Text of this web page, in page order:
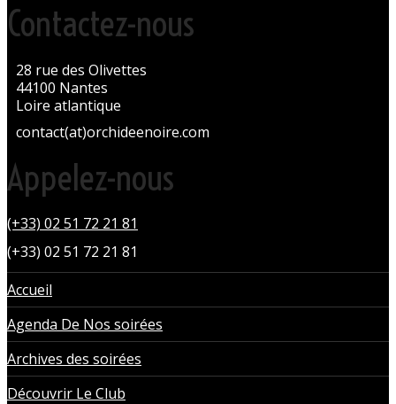
Contactez-nous
28 rue des Olivettes
44100 Nantes
Loire atlantique
contact(at)orchideenoire.com
Appelez-nous
(+33) 02 51 72 21 81
(+33) 02 51 72 21 81
Accueil
Agenda De Nos soirées
Archives des soirées
Découvrir Le Club